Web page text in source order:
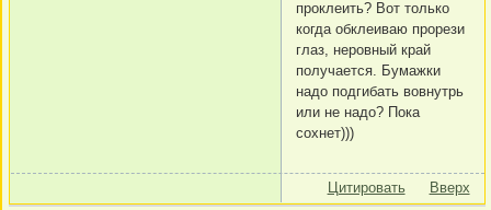
проклеить? Вот только
когда обклеиваю прорези
глаз, неровный край
получается. Бумажки
надо подгибать вовнутрь
или не надо? Пока
сохнет)))
Цитировать Вверх